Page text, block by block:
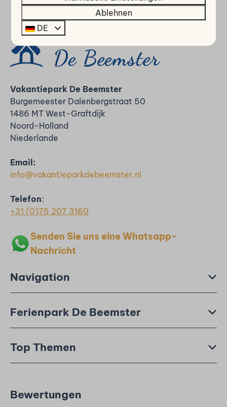
Vakantiepark De Beemster
Burgemeester Dalenbergstraat 50
1486 MT West-Graftdijk
Noord-Holland
Niederlande
Email:
info@vakantieparkdebeemster.nl
Telefon:
+31 (0)75 207 3160
Senden Sie uns eine Whatsapp-
Nachricht
Navigation
Ferienpark De Beemster
Top Themen
Bewertungen
Ablehnen
DE